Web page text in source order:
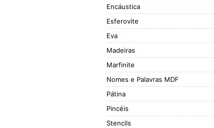
Encáustica
Esferovite
Eva
Madeiras
Marfinite
Nomes e Palavras MDF
Pátina
Pincéis
Stencils